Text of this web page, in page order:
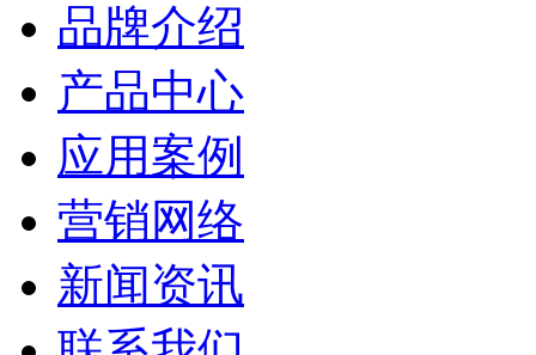
品牌介绍
产品中心
应用案例
营销网络
新闻资讯